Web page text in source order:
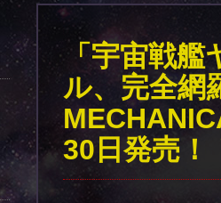
「宇宙戦
ル、完全網
30日発売！